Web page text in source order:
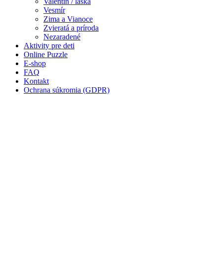
Ľudia a cirkus
Medvedíkovia a koníky
Ovocie a zelenina
Rozprávky a rozprávkové postavy
Šport
Vesmír
Zima a Vianoce
Zvieratá a príroda
Nezaradené
Aktivity pre deti
Online Puzzle
E-shop
FAQ
Kontakt
Ochrana súkromia (GDPR)